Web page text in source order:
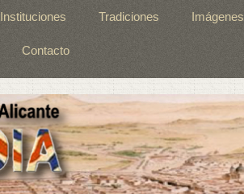
Instituciones Tradiciones Imágenes
Contacto